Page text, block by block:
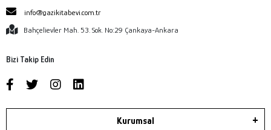
info@gazikitabevi.com.tr
Bahçelievler Mah. 53. Sok. No:29 Çankaya-Ankara
Bizi Takip Edin
Kurumsal